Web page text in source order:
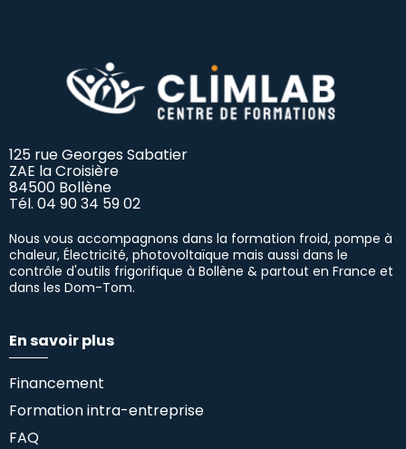
125 rue Georges Sabatier
ZAE la Croisière
84500 Bollène
Tél. 04 90 34 59 02
Nous vous accompagnons dans la formation froid, pompe à
chaleur, Électricité, photovoltaïque mais aussi dans le
contrôle d'outils frigorifique à Bollène & partout en France et
dans les Dom-Tom.
En savoir plus
Financement
Formation intra-entreprise
FAQ